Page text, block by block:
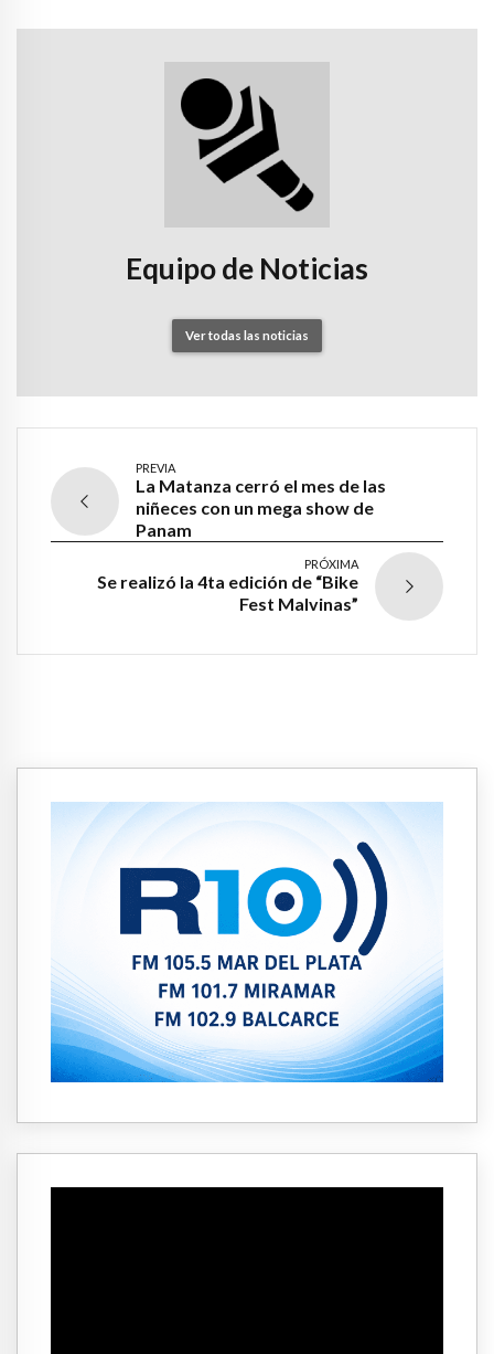
Equipo de Noticias
Ver todas las noticias
PREVIA
La Matanza cerró el mes de las
niñeces con un mega show de
Panam
PRÓXIMA
Se realizó la 4ta edición de “Bike
Fest Malvinas”